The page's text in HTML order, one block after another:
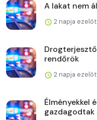
A lakat nem
2 napja
rendőrök
2 napja
Élményekkel